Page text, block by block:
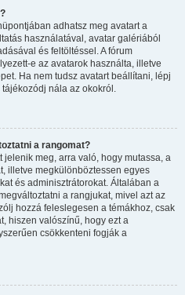
adhatsz meg avatart a
használatával, avatar galériából
és feltöltéssel. A fórum
e az avatarok használta, illetve
Ha nem tudsz avatart beállítani, lépj
nála az okokról.
a rangomat?
meg, arra való, hogy mutassa, a
illetve megkülönböztessen egyes
és adminisztrátorokat. Általában a
a rangjukat, mivel azt az
hozzá feleslegesen a témákhoz, csak
hiszen valószínű, hogy ezt a
csökkenteni fogják a